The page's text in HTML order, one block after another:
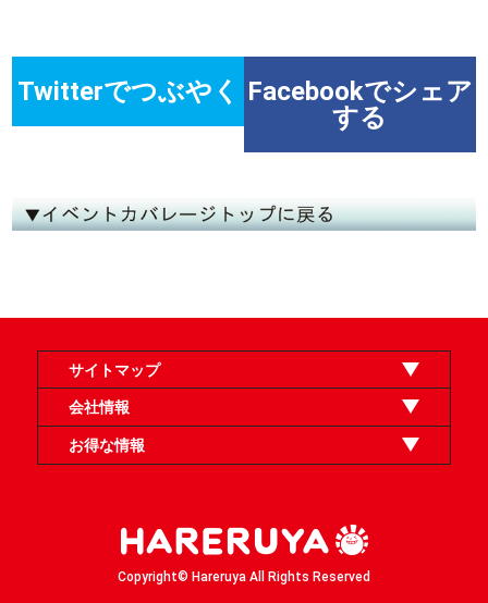
Twitterでつぶやく
Facebookでシェア
する
サイトマップ
オンラインショップ
買取
記事
選手一覧
デッキ検索
デッキ構築
イベント・大会
店舗のご案内
お問い合わせ
ヘルプ
FAQ
会社情報
利用規約
スタッフ募集
特定商取引法表示
個人情報保護方針
企業情報
お得な情報
Copyright© Hareruya All Rights Reserved